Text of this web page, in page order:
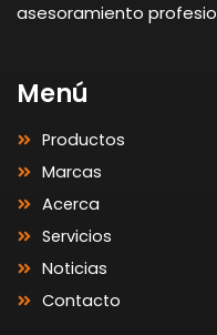
asesoramiento
Menú
Productos
Marcas
Acerca
Servicios
Noticias
Contacto